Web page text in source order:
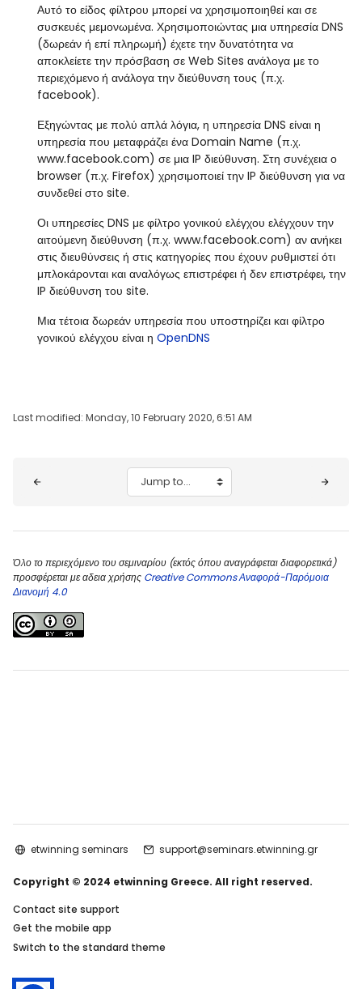
Αυτό το είδος φίλτρου μπορεί να χρησιμοποιηθεί και σε
συσκευές μεμονωμένα. Χρησιμοποιώντας μια υπηρεσία DNS
(δωρεάν ή επί πληρωμή) έχετε την δυνατότητα να
αποκλείετε την πρόσβαση σε Web Sites ανάλογα με το
περιεχόμενοή ανάλογα την διεύθυνση τους (π.χ.
facebook).
Εξηγώντας με πολύ απλά λόγια, η υπηρεσία DNS είναι η
υπηρεσία που μεταφράζει ένα Domain Name (π.χ.
www.facebook.com) σε μια IP διεύθυνση. Στη συνέχεια ο
browser (π.χ. Firefox) χρησιμοποιεί την IP διεύθυνση για να
συνδεθεί στο site.
Οι υπηρεσίες DNS με φίλτρο γονικού ελέγχου ελέγχουν την
αιτούμενη διεύθυνση (π.χ. www.facebook.com) αν ανήκει
στις διευθύνσεις ή στις κατηγορίες που έχουν ρυθμιστεί ότι
μπλοκάρονται και αναλόγως επιστρέφει ή δεν επιστρέφει, την
IP διεύθυνση του site.
Μια τέτοια δωρεάν υπηρεσία που υποστηρίζει και φίλτρο
γονικού ελέγχου είναι η OpenDNS
Last modified: Monday, 10 February 2020, 6:51 AM
Jump to...
Όλο το περιεχόμενο του σεμιναρίου (εκτός όπου αναγράφεται διαφορετικά)
προσφέρεται με αδεια χρήσης Creative Commons Αναφορά-Παρόμοια
Διανομή 4.0
etwinning seminars support@seminars.etwinning.gr
Copyright © 2024 etwinning Greece. All right reserved.
Contact site support
Get the mobile app
Switch to the standard theme